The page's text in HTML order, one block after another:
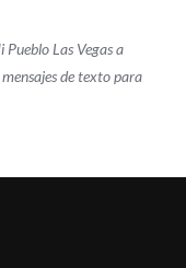
Las Vegas a
de texto para